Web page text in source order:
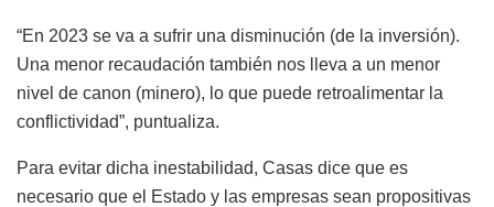
“En 2023 se va a sufrir una disminución (de la inversión).
Una menor recaudación también nos lleva a un menor
nivel de canon (minero), lo que puede retroalimentar la
conflictividad”, puntualiza.
Para evitar dicha inestabilidad, Casas dice que es
necesario que el Estado y las empresas sean propositivas